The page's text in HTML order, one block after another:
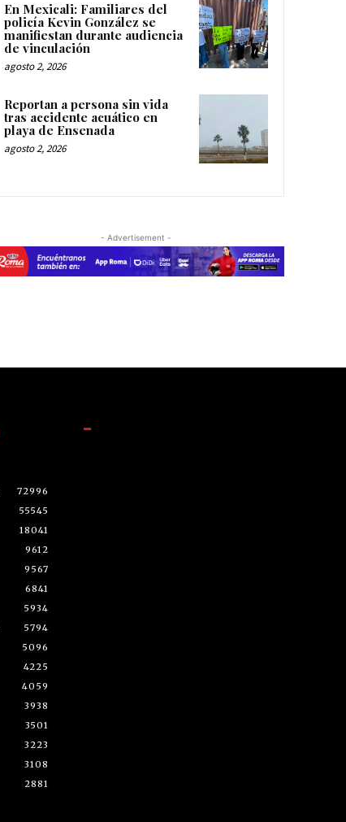
En Mexicali: Familiares del
policía Kevin González se
manifiestan durante audiencia
de vinculación
agosto 2, 2026
Reportan a persona sin vida
tras accidente acuático en
playa de Ensenada
agosto 2, 2026
- Advertisement -
72996
55545
18041
9612
9567
6841
5934
5794
5096
4225
4059
3938
3501
3223
3108
2881
-